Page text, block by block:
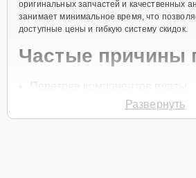
оригинальных запчастей и качественных
занимает минимальное время, что
доступные цены и гибкую систему скидок.
Частые причины
Перегрев компонентов платы
Механические повреждения
Развернуть